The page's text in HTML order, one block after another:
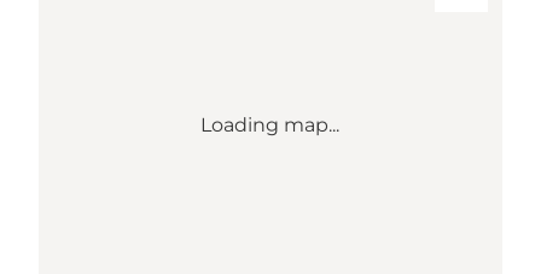
Loading map...